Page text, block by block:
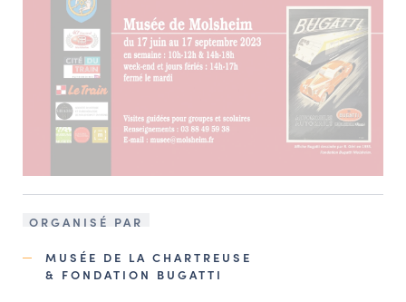
ORGANISÉ PAR
MUSÉE DE LA CHARTREUSE
& FONDATION BUGATTI